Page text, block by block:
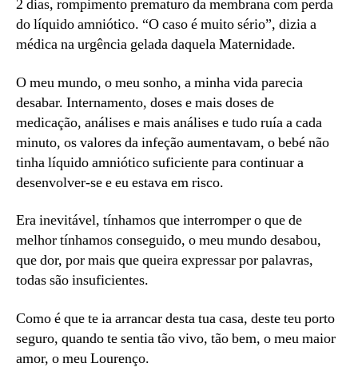
2 dias, rompimento prematuro da membrana com perda
do líquido amniótico. “O caso é muito sério”, dizia a
médica na urgência gelada daquela Maternidade.
O meu mundo, o meu sonho, a minha vida parecia
desabar. Internamento, doses e mais doses de
medicação, análises e mais análises e tudo ruía a cada
minuto, os valores da infeção aumentavam, o bebé não
tinha líquido amniótico suficiente para continuar a
desenvolver-se e eu estava em risco.
Era inevitável, tínhamos que interromper o que de
melhor tínhamos conseguido, o meu mundo desabou,
que dor, por mais que queira expressar por palavras,
todas são insuficientes.
Como é que te ia arrancar desta tua casa, deste teu porto
seguro, quando te sentia tão vivo, tão bem, o meu maior
amor, o meu Lourenço.